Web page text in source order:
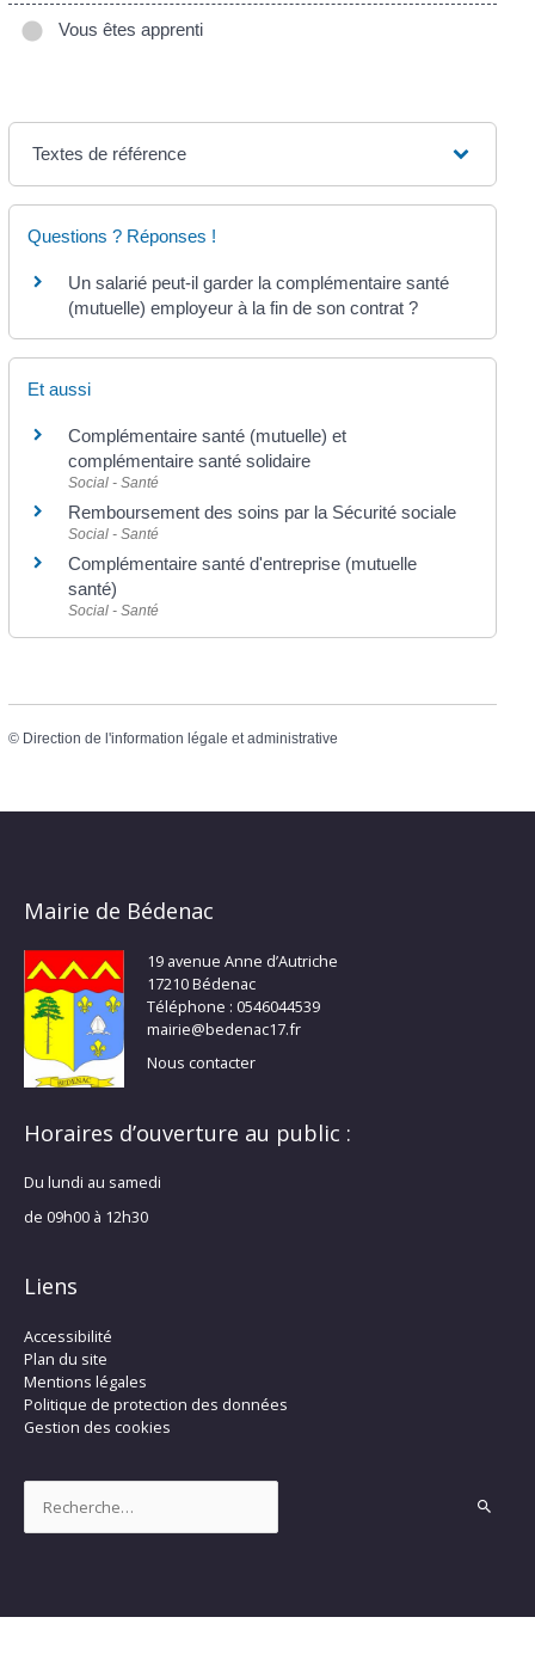
Vous êtes apprenti
Textes de référence
Questions ? Réponses !
Un salarié peut-il garder la complémentaire santé
(mutuelle) employeur à la fin de son contrat ?
Et aussi
Complémentaire santé (mutuelle) et
complémentaire santé solidaire
Social - Santé
Remboursement des soins par la Sécurité sociale
Social - Santé
Complémentaire santé d'entreprise (mutuelle
santé)
Social - Santé
© Direction de l'information légale et administrative
Mairie de Bédenac
19 avenue Anne d’Autriche
17210 Bédenac
Téléphone : 0546044539
mairie@bedenac17.fr
Nous contacter
Horaires d’ouverture au public :
Du lundi au samedi
de 09h00 à 12h30
Liens
Accessibilité
Plan du site
Mentions légales
Politique de protection des données
Gestion des cookies